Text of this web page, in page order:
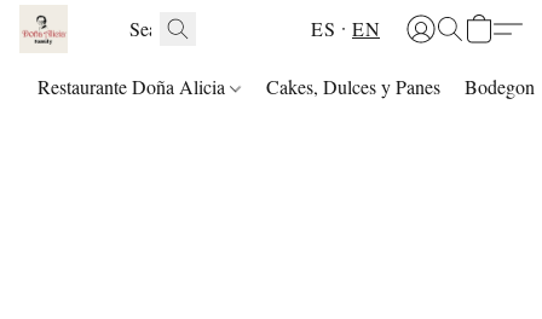
ES EN
Restaurante Doña Alicia Cakes, Dulces y Panes Bodegon